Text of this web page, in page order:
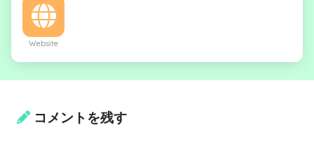
Website
コメントを残す